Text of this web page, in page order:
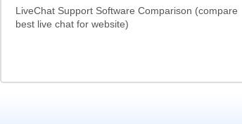
LiveChat Support Software Comparison (compare
best live chat for website)